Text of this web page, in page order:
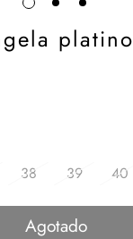
platino
38 39 40
Agotado